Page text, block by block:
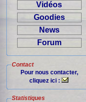
Vidéos
Goodies
News
Forum
Contact
Pour nous contacter,
cliquez ici :
Statistiques